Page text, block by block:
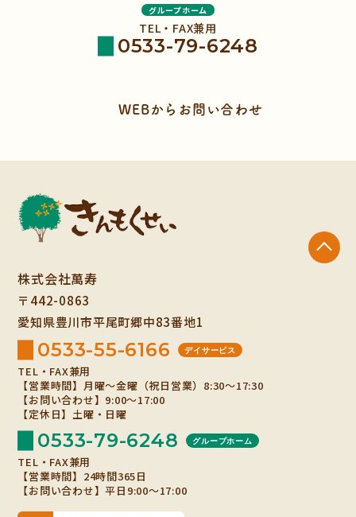
グループホーム
TEL・FAX兼用
0533-79-6248
WEBからお問い合わせ
株式会社萬寿
〒442-0863
愛知県豊川市平尾町郷中83番地1
0533-55-6166 デイサービス
TEL・FAX兼用
【営業時間】月曜～金曜（祝日営業）8:30～17:30
【お問い合わせ】9:00～17:00
【定休日】土曜・日曜
0533-79-6248 グループホーム
TEL・FAX兼用
【営業時間】24時間365日
【お問い合わせ】平日9:00～17:00